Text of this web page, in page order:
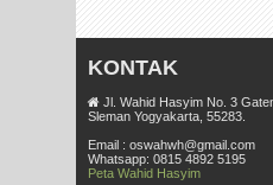
KONTAK
Jl. Wahid Hasyim No. 3
Sleman Yogyakarta, 55283.
Email : oswahwh@gmail.com
Whatsapp: 0815 4892 5195
Peta Wahid Hasyim